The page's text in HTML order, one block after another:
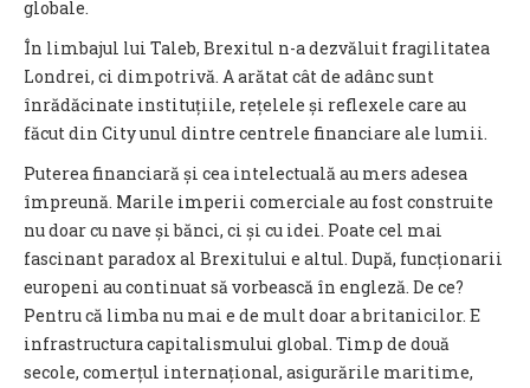
globale.
În limbajul lui Taleb, Brexitul n-a dezvăluit fragilitatea
Londrei, ci dimpotrivă. A arătat cât de adânc sunt
înrădăcinate instituțiile, rețelele și reflexele care au
făcut din City unul dintre centrele financiare ale lumii.
Puterea financiară și cea intelectuală au mers adesea
împreună. Marile imperii comerciale au fost construite
nu doar cu nave și bănci, ci și cu idei. Poate cel mai
fascinant paradox al Brexitului e altul. După, funcționarii
europeni au continuat să vorbească în engleză. De ce?
Pentru că limba nu mai e de mult doar a britanicilor. E
infrastructura capitalismului global. Timp de două
secole, comerțul internațional, asigurările maritime,